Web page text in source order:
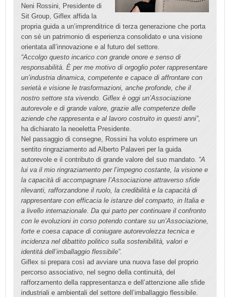
Neni Rossini, Presidente di
Sit Group, Giflex affida la
propria guida a un’imprenditrice di terza generazione che porta
con sé un patrimonio di esperienza consolidato e una visione
orientata all’innovazione e al futuro del settore.
“Accolgo questo incarico con grande onore e senso di
responsabilità. È per me motivo di orgoglio poter rappresentare
un’industria dinamica, competente e capace di affrontare con
serietà e visione le trasformazioni, anche profonde, che il
nostro settore sta vivendo. Giflex è oggi un’Associazione
autorevole e di grande valore, grazie alle competenze delle
aziende che rappresenta e al lavoro costruito in questi anni”,
ha dichiarato la neoeletta Presidente.
Nel passaggio di consegne, Rossini ha voluto esprimere un
sentito ringraziamento ad Alberto Palaveri per la guida
autorevole e il contributo di grande valore del suo mandato. “A
lui va il mio ringraziamento per l’impegno costante, la visione e
la capacità di accompagnare l’Associazione attraverso sfide
rilevanti, rafforzandone il ruolo, la credibilità e la capacità di
rappresentare con efficacia le istanze del comparto, in Italia e
a livello internazionale. Da qui parto per continuare il confronto
con le evoluzioni in corso potendo contare su un’Associazione,
forte e coesa capace di coniugare autorevolezza tecnica e
incidenza nel dibattito politico sulla sostenibilità, valori e
identità dell’imballaggio flessibile”.
Giflex si prepara così ad avviare una nuova fase del proprio
percorso associativo, nel segno della continuità, del
rafforzamento della rappresentanza e dell’attenzione alle sfide
industriali e ambientali del settore dell’imballaggio flessibile.